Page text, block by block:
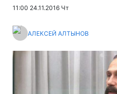
11:00 24.11.2016 Чт
АЛЕКСЕЙ АЛТЫНОВ